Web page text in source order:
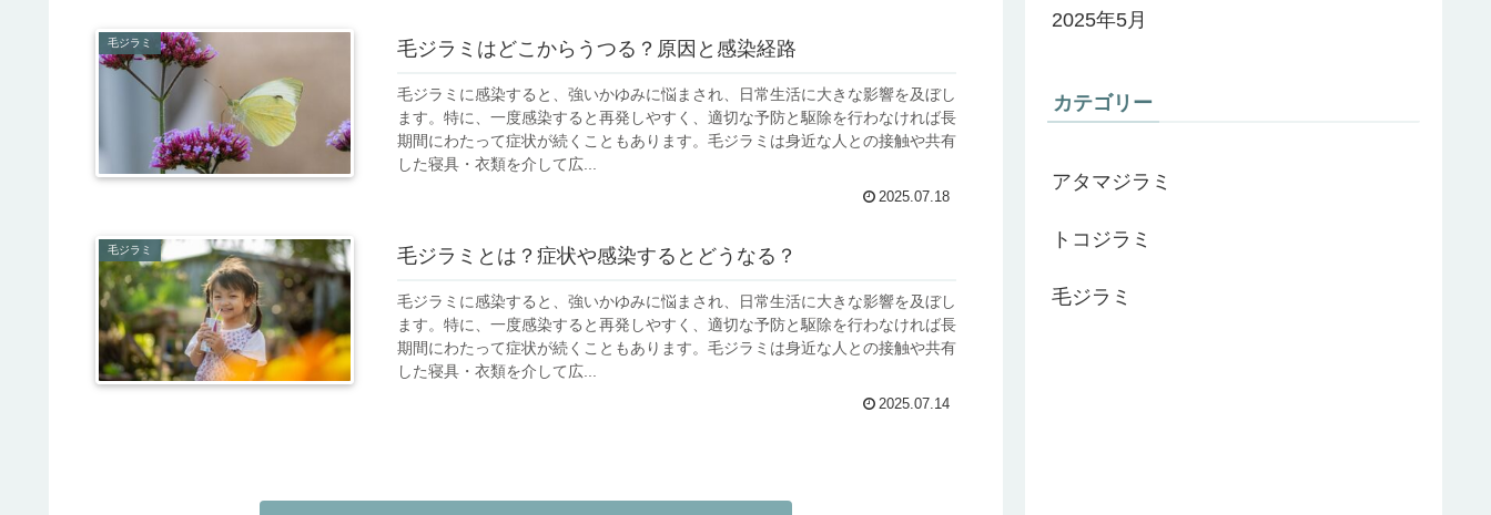
毛ジラミ 毛ジラミはどこからうつる？原因と感染経路
毛ジラミに感染すると、強いかゆみに悩まされ、日常生活に大きな影響を及ぼし
ます。特に、一度感染すると再発しやすく、適切な予防と駆除を行わなければ長
期間にわたって症状が続くこともあります。毛ジラミは身近な人との接触や共有
した寝具・衣類を介して広...
2025.07.18
毛ジラミ 毛ジラミとは？症状や感染するとどうなる？
毛ジラミに感染すると、強いかゆみに悩まされ、日常生活に大きな影響を及ぼし
ます。特に、一度感染すると再発しやすく、適切な予防と駆除を行わなければ長
期間にわたって症状が続くこともあります。毛ジラミは身近な人との接触や共有
した寝具・衣類を介して広...
2025.07.14
2025年5月
カテゴリー
アタマジラミ
トコジラミ
毛ジラミ